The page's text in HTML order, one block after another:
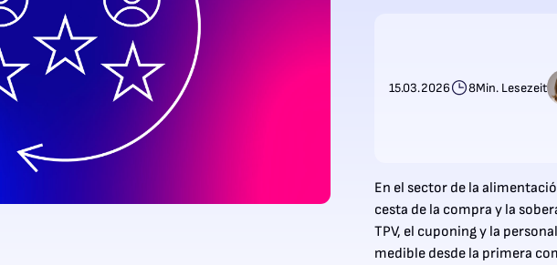
15.03.2026 8Min. Lesezeit
En el sector de la
cesta de la compra y la
TPV, el cuponing y la
medible desde la primera